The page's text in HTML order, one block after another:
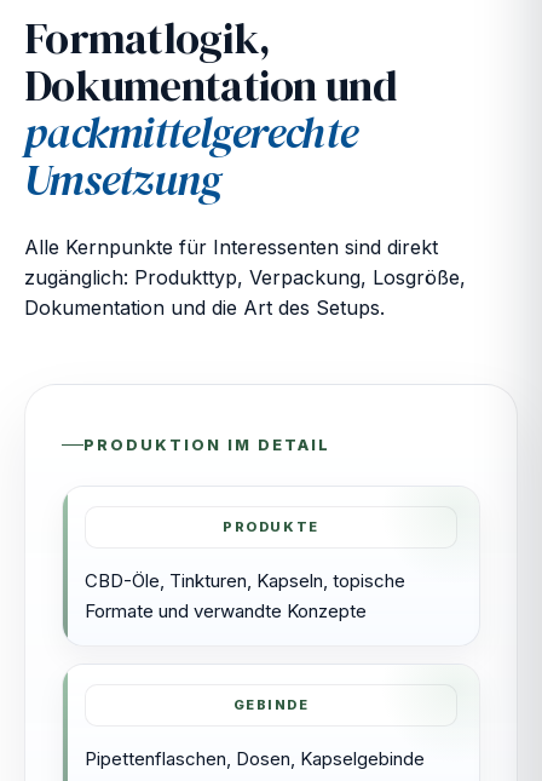
Formatlogik,
Dokumentation und
packmittelgerechte
Umsetzung
Alle Kernpunkte für Interessenten sind direkt
zugänglich: Produkttyp, Verpackung, Losgröße,
Dokumentation und die Art des Setups.
PRODUKTION IM DETAIL
PRODUKTE
CBD-Öle, Tinkturen, Kapseln, topische
Formate und verwandte Konzepte
GEBINDE
Pipettenflaschen, Dosen, Kapselgebinde